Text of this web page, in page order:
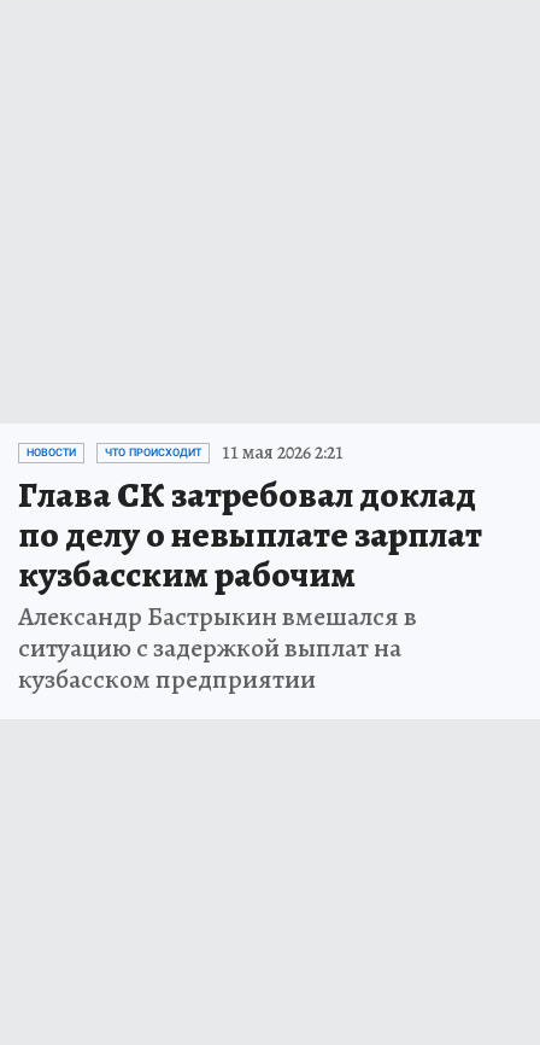
НОВОСТИ ЧТО ПРОИСХОДИТ 11 мая 2026 2:21
Глава СК затребовал доклад
по делу о невыплате зарплат
кузбасским рабочим
Александр Бастрыкин вмешался в
ситуацию с задержкой выплат на
кузбасском предприятии